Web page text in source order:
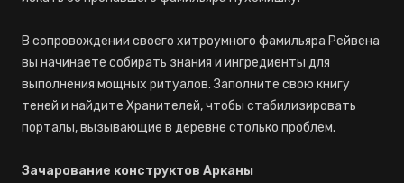
В сопровождении своего хитроумного фамильяра Рейвена
вы начинаете собирать знания и ингредиенты для
выполнения мощных ритуалов. Заполните свою книгу
теней и найдите Хранителей, чтобы стабилизировать
порталы, вызывающие в деревне столько проблем.
Зачарование конструктов Арканы